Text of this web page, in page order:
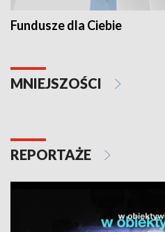
Fundusze dla Ciebie
MNIEJSZOŚCI
REPORTAŻE